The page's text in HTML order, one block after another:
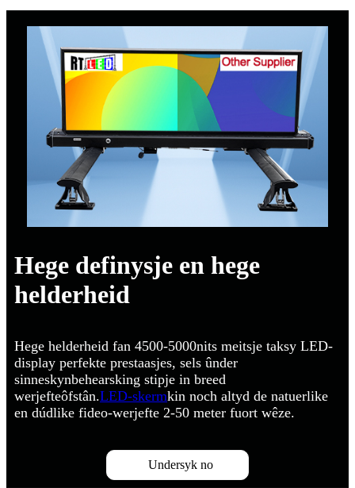
Hege definysje en hege
helderheid
Hege helderheid fan 4500-5000nits meitsje taksy LED-
display perfekte prestaasjes, sels ûnder
sinneskynbehearsking stipje in breed
werjefteôfstân.LED-skermkin noch altyd de natuerlike
en dúdlike fideo-werjefte 2-50 meter fuort wêze.
Undersyk no